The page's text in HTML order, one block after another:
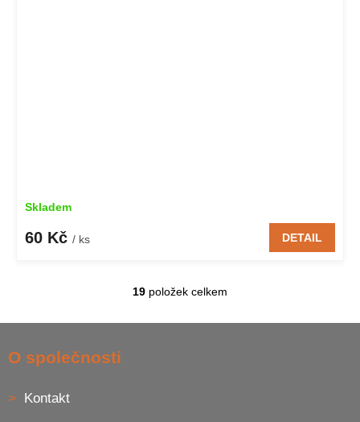
Skladem
60 Kč / ks DETAIL
O
19 položek celkem
O společnosti
Kontakt